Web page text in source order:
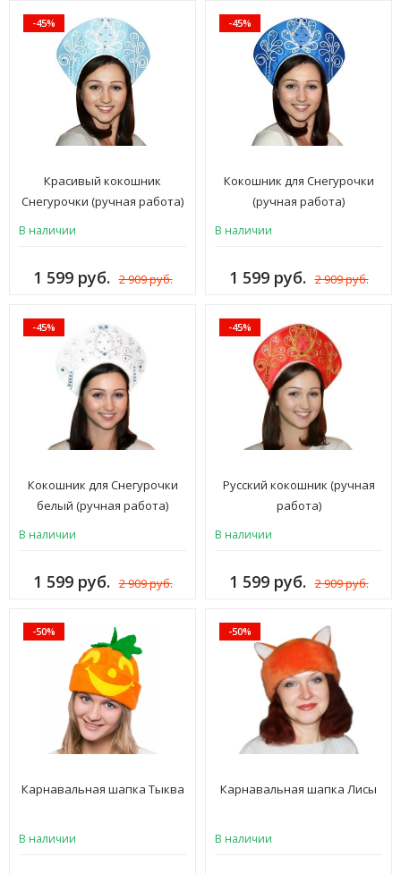
-45%
Красивый кокошник
Снегурочки (ручная работа)
В наличии
1 599 руб. 2 909 руб.
-45%
Кокошник для Снегурочки
(ручная работа)
В наличии
1 599 руб. 2 909 руб.
-45%
Кокошник для Снегурочки
белый (ручная работа)
В наличии
1 599 руб. 2 909 руб.
-45%
Русский кокошник (ручная
работа)
В наличии
1 599 руб. 2 909 руб.
-50%
Карнавальная шапка Тыква
В наличии
-50%
Карнавальная шапка Лисы
В наличии